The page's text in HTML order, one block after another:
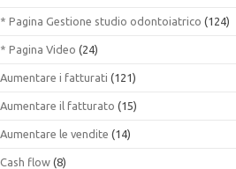
* Pagina Gestione studio odontoiatrico (124)
* Pagina Video (24)
Aumentare i fatturati (121)
Aumentare il fatturato (15)
Aumentare le vendite (14)
Cash flow (8)